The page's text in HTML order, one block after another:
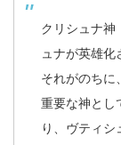
クリシュナ神
ュナが英雄化
それがのちに
重要な神とし
り、ヴティシ